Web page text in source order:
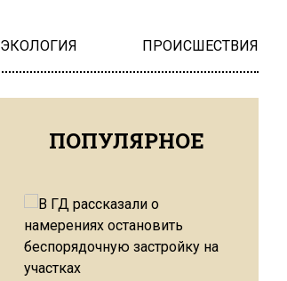
ЭКОЛОГИЯ ПРОИСШЕСТВИЯ
ПОПУЛЯРНОЕ